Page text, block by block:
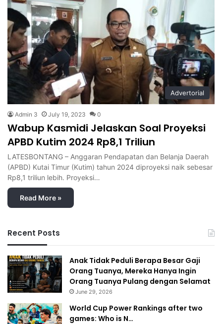
Advertorial
Admin 3 July 19, 2023 0
Wabup Kasmidi Jelaskan Soal Proyeksi
APBD Kutim 2024 Rp8,1 Triliun
LATESBONTANG – Anggaran Pendapatan dan Belanja Daerah
(APBD) Kutai Timur (Kutim) tahun 2024 diproyeksi naik sebesar
Rp8,1 triliun lebih. Proyeksi…
Read More »
Recent Posts
Anak Tidak Peduli Berapa Besar Gaji
Orang Tuanya, Mereka Hanya Ingin
Orang Tuanya Pulang dengan Selamat
June 29, 2026
World Cup Power Rankings after two
games: Who is N…